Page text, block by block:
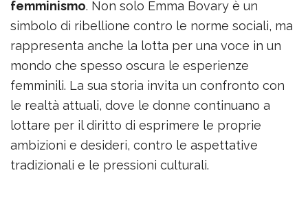
femminismo. Non solo Emma Bovary è un
simbolo di ribellione contro le norme sociali, ma
rappresenta anche la lotta per una voce in un
mondo che spesso oscura le esperienze
femminili. La sua storia invita un confronto con
le realtà attuali, dove le donne continuano a
lottare per il diritto di esprimere le proprie
ambizioni e desideri, contro le aspettative
tradizionali e le pressioni culturali.